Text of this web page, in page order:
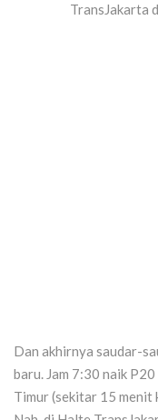
TransJakarta
Dan akhirnya saudar-
baru. Jam 7:30 naik
Timur (sekitar 15 menit